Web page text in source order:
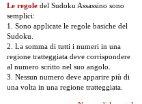
Le regole del Sudoku Assassino sono
semplici:
1. Sono applicate le regole basiche del
Sudoku.
2. La somma di tutti i numeri in una
regione tratteggiata deve corrispondere
al numero scritto nel suo angolo.
3. Nessun numero deve apparire più di
una volta in una regione tratteggiata.